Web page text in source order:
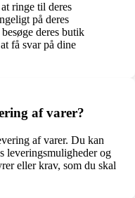
ringe til deres
på deres
deres butik
få svar på dine
af varer?
af varer. Du kan
leveringsmuligheder og
eller krav, som du skal